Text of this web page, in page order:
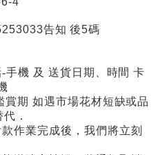
告知 後5碼
手機 及 送貨日期、時間 卡
賞期 如遇市場花材短缺或品
．
作業完成後，我們將立刻